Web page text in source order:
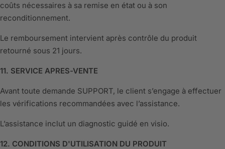
coûts nécessaires à sa remise en état ou à son
reconditionnement.
Le remboursement intervient après contrôle du produit
retourné sous 21 jours.
11. SERVICE APRES-VENTE
Avant toute demande SUPPORT, le client s’engage à effectuer
les vérifications recommandées avec l’assistance.
L’assistance inclut un diagnostic guidé en visio.
12. CONDITIONS D'UTILISATION DU PRODUIT